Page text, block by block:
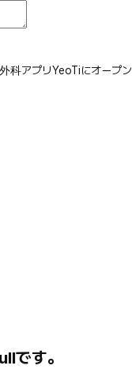
科アプリYeoTiにオープン
です。